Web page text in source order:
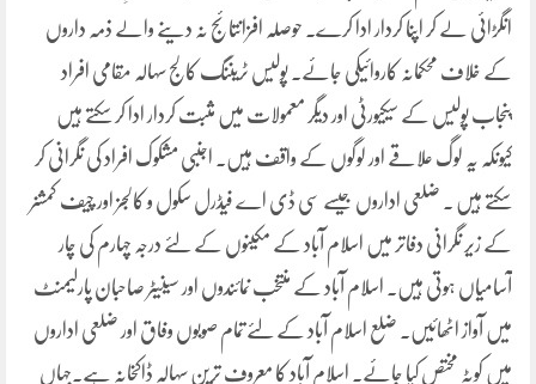
انگڑائی لے کر اپنا کردار ادا کرے۔ حوصلہ افزانتائج نہ دینے والے ذمہ داروں
کے خلاف محکمانہ کاروائیکی جائے۔ پولیس ٹریننگ کالج سہالہ مقامی افراد
پنجاب پولیس کے سیکیورٹی اور دیگر معمولات میں مثبت کردار ادا کر سکتے ہیں
کیونکہ یہ لوگ علاقے اور لوگوں کے واقف ہیں۔ اجنبی مشکوک افراد کی نگرانی کر
سکتے ہیں ۔ ضلعی اداروں جیسے سی ڈی اے فیڈرل سکول و کالجز اور چیف کمشنر
کے زیر نگرانی دفاتر میں اسلام آباد کے مکینوں کے لئے درجہ چہارم کی چار
آسامیاں ہوتی ہیں۔ اسلام آباد کے منتخب نمائندوں اور سینیٹر صاحبان پارلیمنٹ
میں آواز اٹھائیں۔ ضلع اسلام آباد کے لئے تمام صوبوں وفاق اور ضلعی اداروں
میں کوٹہ مختص کیا جائے۔ اسلام آباد کا معروف ترین سہالہ ڈاکخانہ ہے۔جہاں